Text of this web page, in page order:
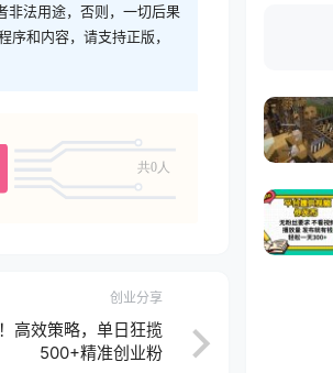
非法用途，否则，一切后果
和内容，请支持正版，
共0人
创业分享
高效策略，单日狂揽
500+精准创业粉